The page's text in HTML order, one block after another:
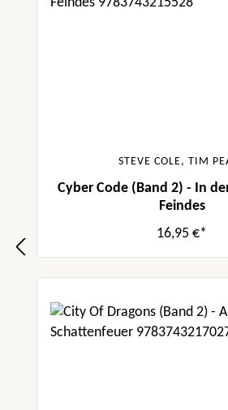
STEVE COLE, TIM
Cyber Code (Band 2) - In
Feindes
16,95 €*